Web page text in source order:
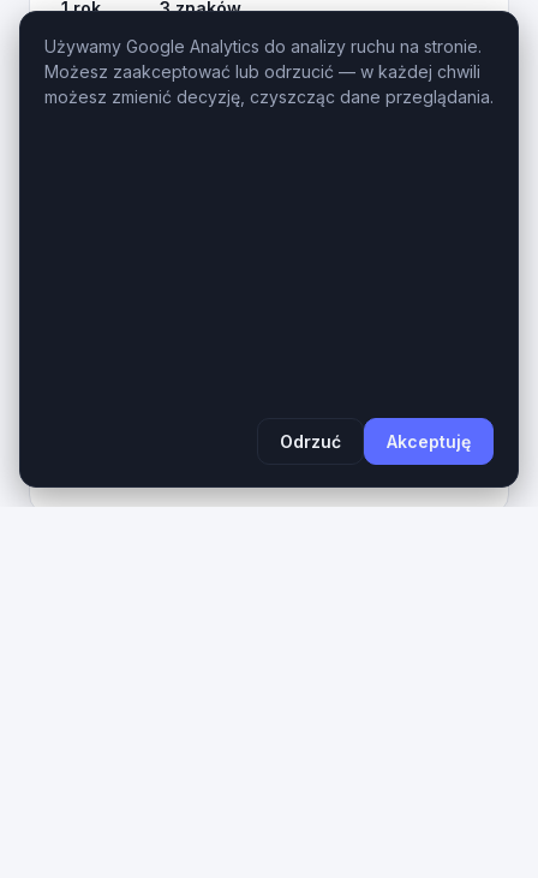
1 rok 3 znaków
390PLN Zobacz na giełdzie
Zobacz na giełdzie
Używamy Google Analytics do analizy ruchu na stronie.
Możesz zaakceptować lub odrzucić — w każdej chwili
możesz zmienić decyzję, czyszcząc dane przeglądania.
Odrzuć Akceptuję